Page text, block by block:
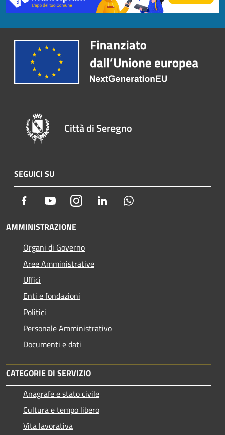
Città di Seregno
SEGUICI SU
Facebook YoutubeInstagram LinkedIn
AMMINISTRAZIONE
Organi di Governo
Aree Amministrative
Uffici
Enti e fondazioni
Politici
Personale Amministrativo
Documenti e dati
CATEGORIE DI SERVIZIO
Anagrafe e stato civile
Cultura e tempo libero
Vita lavorativa